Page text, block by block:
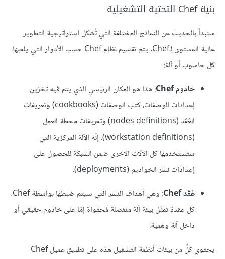
بنية Chef التحتية التشغيلية
سنبدأ بالحديث عن النماذج المختلفة التي تُشكل استراتيجية التطوير
عالية المستوى لـChef. يتم تقسيم نظام Chef حسب الأدوار التي يلعبها
كل حاسوب أو آلة:
خادوم Chef
: هذا هو المكان الرئيسي الذي يتم فيه تخزين
إعدادات الوصفات،كتب الوصفات
(cookbooks) وتعريفات
العُقَد (nodes definitions) وتعريفات محطة العمل
(workstation definitions). إنّه الآلة المركزية التي
ستستخدمها كل الآلات الأخرى ضمن الشبكة للحصول على
إعدادات نشر الخواديم (deployments).
عُقَد Chef
: وهي أهداف النشر التي سيتم ضبطها بواسطة Chef.
كل عقدة تمثّل بيئة آلة منفصلة مُحتواة إمّا على خادوم حقيقي أو
داخل آلة وهمية.
يحتوي كلٌ من بيئات أنظمة التشغيل هذه على تطبيق عميل Chef